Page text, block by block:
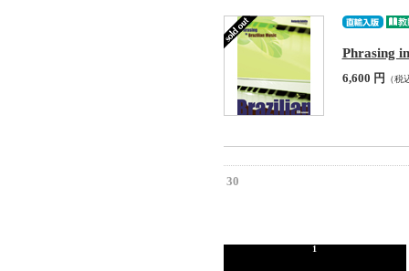
Phrasing
6,600 円 （税
30
1